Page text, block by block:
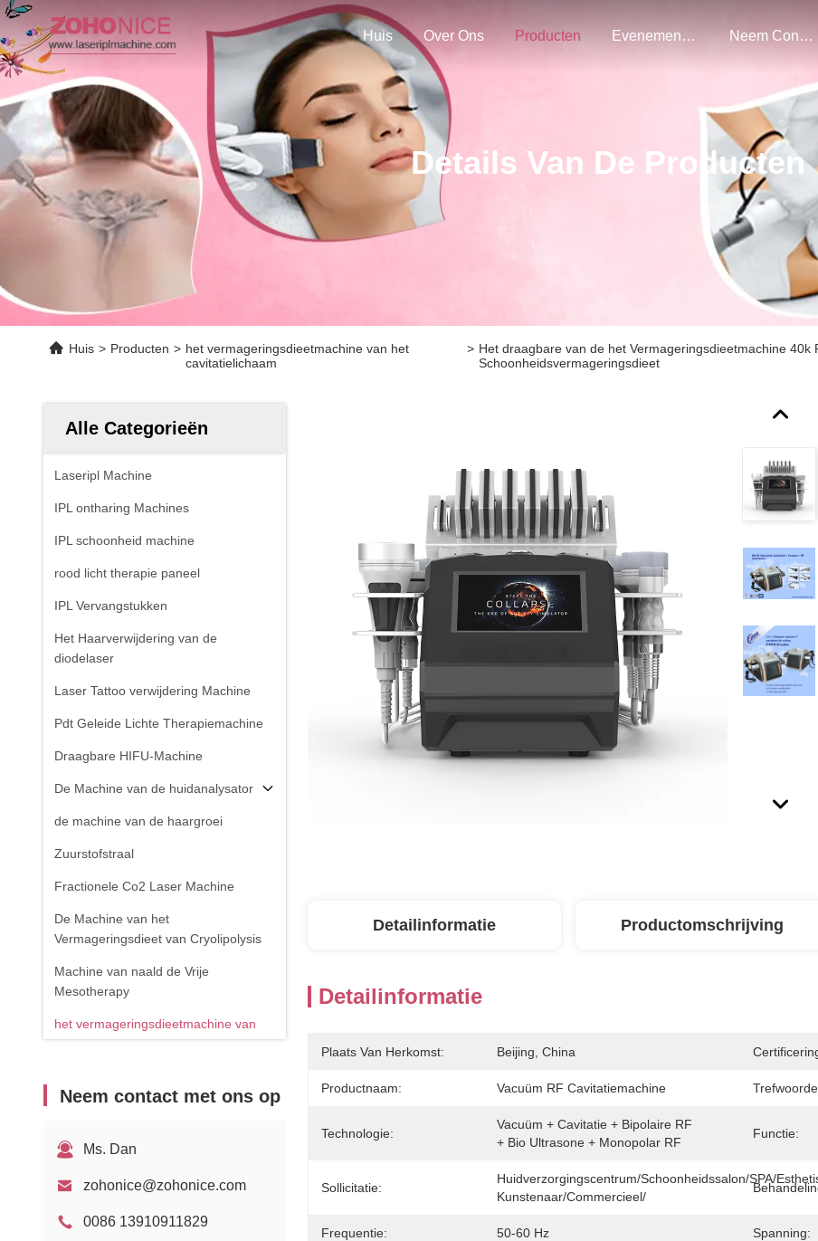
Huis Over Ons Producten Evenementen Neem Contact Met Ons Op
Details Van De Producten
Huis > Producten > het vermageringsdieetmachine van het
cavitatielichaam
> Het draagbare van de het Vermageringsdieetmachine
Schoonheidsvermageringsdieet
Alle Categorieën
Laseripl Machine
IPL ontharing Machines
IPL schoonheid machine
rood licht therapie paneel
IPL Vervangstukken
Het Haarverwijdering van de
diodelaser
Laser Tattoo verwijdering Machine
Pdt Geleide Lichte Therapiemachine
Draagbare HIFU-Machine
De Machine van de huidanalysator
de machine van de haargroei
Zuurstofstraal
Fractionele Co2 Laser Machine
De Machine van het
Vermageringsdieet van Cryolipolysis
Machine van naald de Vrije
Mesotherapy
het vermageringsdieetmachine van
het cavitatielichaam
spinader
Fysiotherapieapparaat
1470nm diodelaser
Neem contact met ons op
Ms. Dan
zohonice@zohonice.com
0086 13910911829
Detailinformatie Productomschrijving
Detailinformatie
Plaats Van Herkomst: Beijing, China
Productnaam: Vacuüm RF Cavitatiemachine
Technologie:
Vacuüm + Cavitatie + Bipolaire RF
+ Bio Ultrasone + Monopolar RF
Functie:
Sollicitatie:
Huidverzorgingscentrum/Schoonheidssalon/SPA/
Kunstenaar/Commercieel/
Frequentie: 50-60 Hz Spanning: